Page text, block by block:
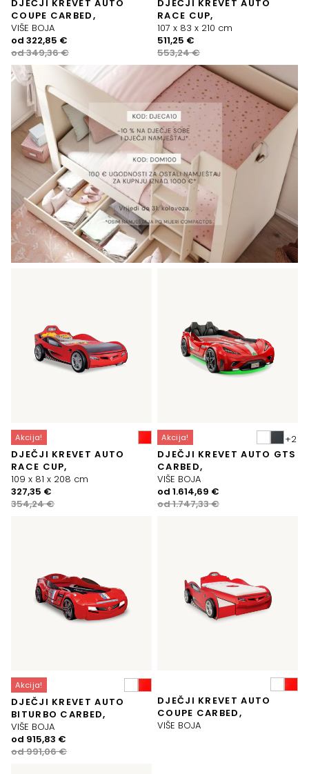
DJEČJI KREVET AUTO
COUPE CARBED,
VIŠE BOJA
od349,36€
Izvorna
cijena
bila
je:
349,36 €.
od 322,85 €
Trenutna
cijena
je:
322,85 €.
DJEČJI KREVET AUTO
RACE CUP,
107 x 83 x 210 cm
553,24€
Izvorna
cijena
bila
553,24 €.
511,25 €
Trenutna
cijena
je:
511,25 €.
Akcija!
DJEČJI KREVET AUTO
RACE CUP,
109 x 81 x 208 cm
354,24€
Izvorna
cijena
327,35 €
Trenutna
cijena
Akcija!
DJEČJI KREVET AUTO GTS
CARBED,
VIŠE BOJA
od1.747,33€
Izvorna
cijena
od 1.614,69 €
Trenutna
cijena
Akcija!
DJEČJI KREVET AUTO
BITURBO CARBED,
VIŠE BOJA
od991,06€
Izvorna
cijena
od 915,83 €
Trenutna
cijena
DJEČJI KREVET AUTO
COUPE CARBED,
VIŠE BOJA